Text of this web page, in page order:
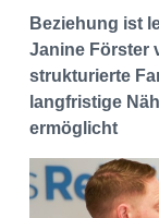
Beziehung ist
Janine Förster
strukturierte
langfristige
ermöglicht